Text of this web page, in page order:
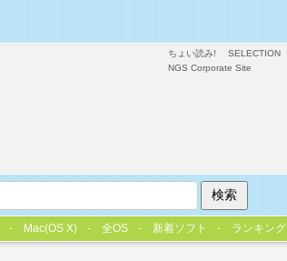
ちょい読み! SELECTION
NGS Corporate Site
Mac(OS X) 全OS 新着ソフト ランキング